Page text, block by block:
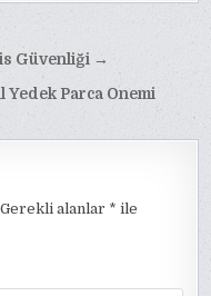
Güvenliği →
Parca Onemi
Gerekli alanlar * ile